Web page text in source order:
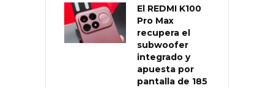
El REDMI K100
Pro Max
recupera el
subwoofer
integrado y
apuesta por
pantalla de 185